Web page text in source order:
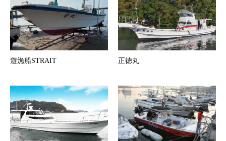
遊漁船STRAIT 正徳丸